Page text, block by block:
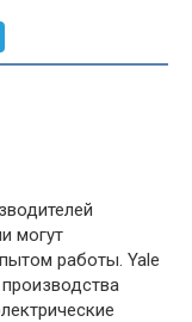
могут
работы. Yale